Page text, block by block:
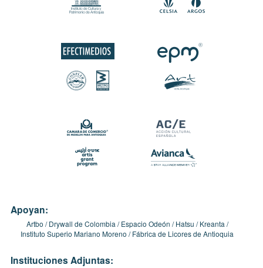
Apoyan:
Artbo Drywall de Colombia Espacio Odeón Hatsu
Kreanta
Instituto Superio Mariano Moreno
Fábrica de Licores de Antioquia
Instituciones Adjuntas: